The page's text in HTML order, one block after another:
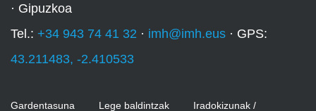
· Gipuzkoa
Tel.: +34 943 74 41 32 · imh@imh.eus · GPS:
43.211483, -2.410533
Gardentasuna Lege baldintzak Iradokizunak /